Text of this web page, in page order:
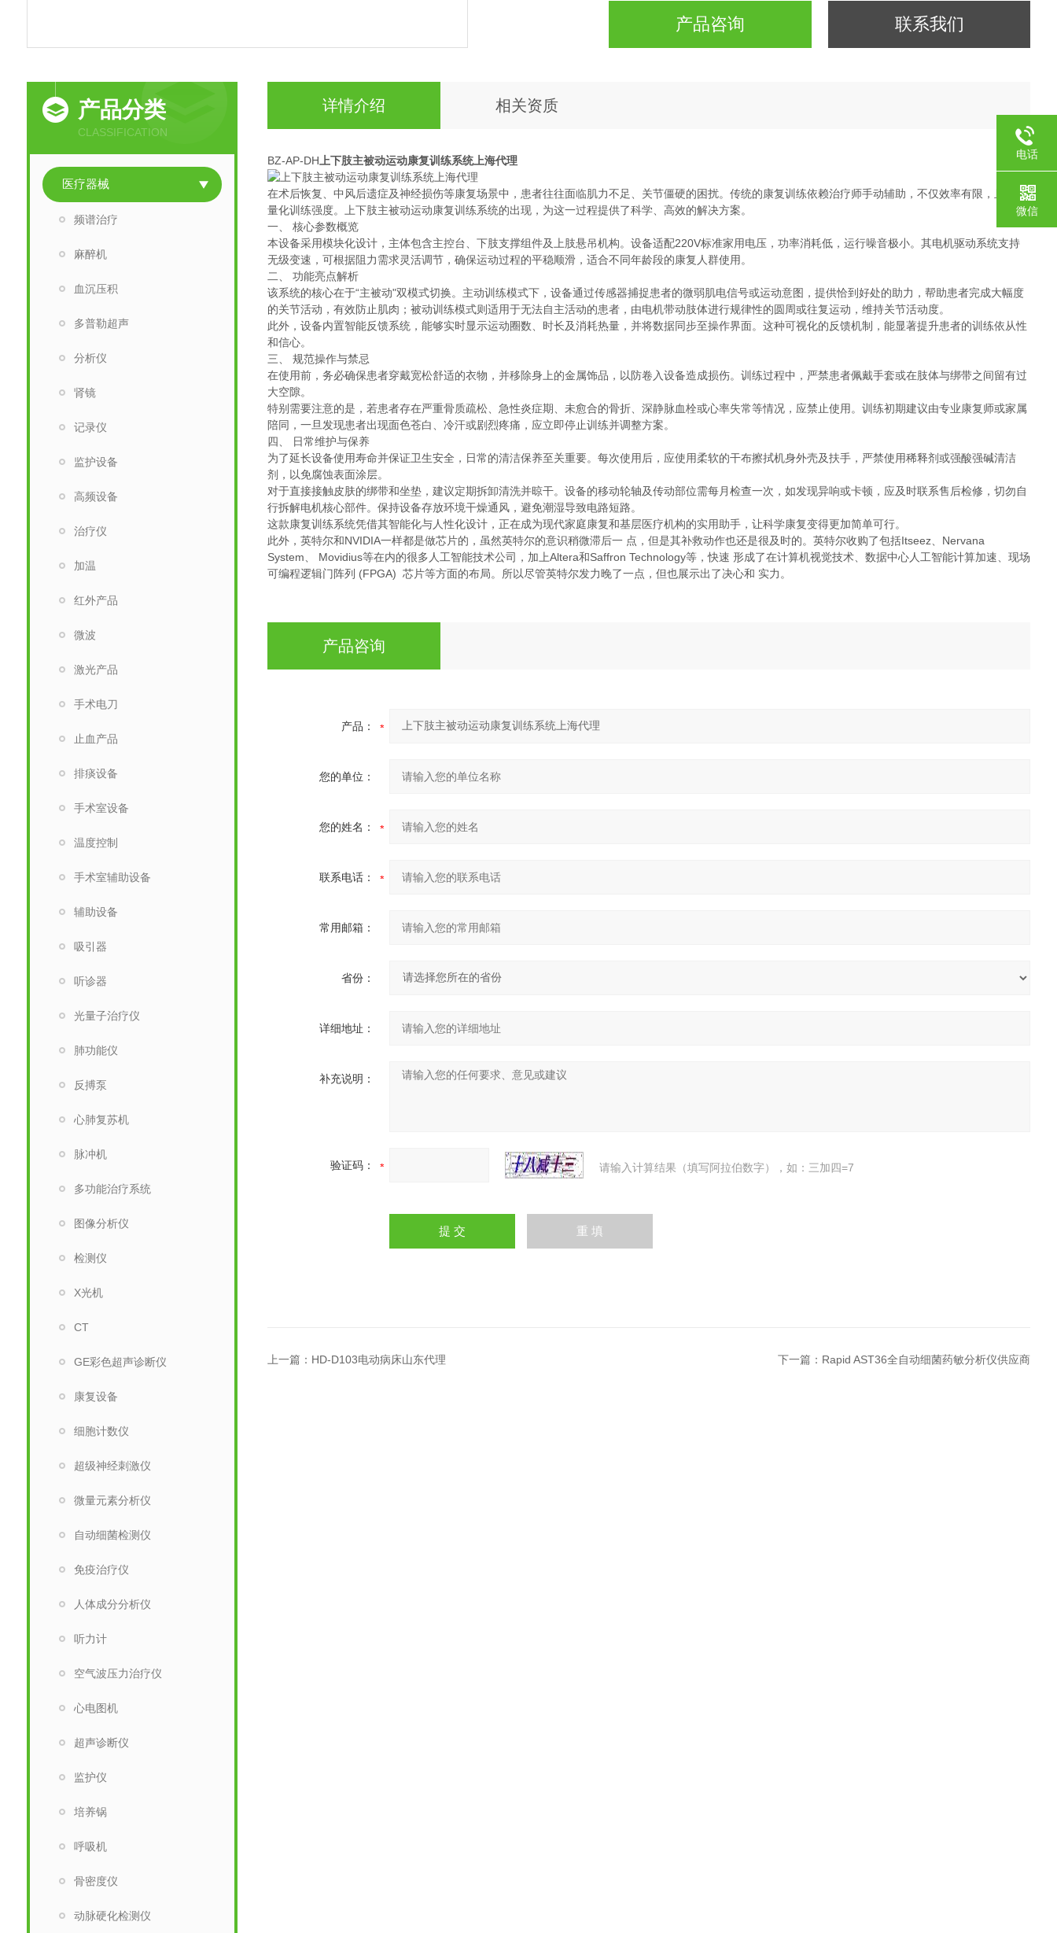
产品咨询 联系我们
产品分类
CLASSIFICATION
医疗器械
频谱治疗
麻醉机
血沉压积
多普勒超声
分析仪
肾镜
记录仪
监护设备
高频设备
治疗仪
加温
红外产品
微波
激光产品
手术电刀
止血产品
排痰设备
手术室设备
温度控制
手术室辅助设备
辅助设备
吸引器
听诊器
光量子治疗仪
肺功能仪
反搏泵
心肺复苏机
脉冲机
多功能治疗系统
图像分析仪
检测仪
X光机
CT
GE彩色超声诊断仪
康复设备
细胞计数仪
超级神经刺激仪
微量元素分析仪
自动细菌检测仪
免疫治疗仪
人体成分分析仪
听力计
空气波压力治疗仪
心电图机
超声诊断仪
监护仪
培养锅
呼吸机
骨密度仪
动脉硬化检测仪
详情介绍 相关资质
BZ-AP-DH 上下肢主被动运动康复训练系统上海代理
在术后恢复、中风后遗症及神经损伤等康复场景中，患者往往面临肌力不足、关节僵硬的困扰。传统的康复训练依赖治疗师手动辅助，不仅效率有限，且难以
量化训练强度。上下肢主被动运动康复训练系统的出现，为这一过程提供了科学、高效的解决方案。
一、 核心参数概览
本设备采用模块化设计，主体包含主控台、下肢支撑组件及上肢悬吊机构。设备适配220V标准家用电压，功率消耗低，运行噪音极小。其电机驱动系统支持
无级变速，可根据阻力需求灵活调节，确保运动过程的平稳顺滑，适合不同年龄段的康复人群使用。
二、 功能亮点解析
该系统的核心在于“主被动"双模式切换。主动训练模式下，设备通过传感器捕捉患者的微弱肌电信号或运动意图，提供恰到好处的助力，帮助患者完成大幅度
的关节活动，有效防止肌肉；被动训练模式则适用于无法自主活动的患者，由电机带动肢体进行规律性的圆周或往复运动，维持关节活动度。
此外，设备内置智能反馈系统，能够实时显示运动圈数、时长及消耗热量，并将数据同步至操作界面。这种可视化的反馈机制，能显著提升患者的训练依从性
和信心。
三、 规范操作与禁忌
在使用前，务必确保患者穿戴宽松舒适的衣物，并移除身上的金属饰品，以防卷入设备造成损伤。训练过程中，严禁患者佩戴手套或在肢体与绑带之间留有过
大空隙。
特别需要注意的是，若患者存在严重骨质疏松、急性炎症期、未愈合的骨折、深静脉血栓或心率失常等情况，应禁止使用。训练初期建议由专业康复师或家属
陪同，一旦发现患者出现面色苍白、冷汗或剧烈疼痛，应立即停止训练并调整方案。
四、 日常维护与保养
为了延长设备使用寿命并保证卫生安全，日常的清洁保养至关重要。每次使用后，应使用柔软的干布擦拭机身外壳及扶手，严禁使用稀释剂或强酸强碱清洁
剂，以免腐蚀表面涂层。
对于直接接触皮肤的绑带和坐垫，建议定期拆卸清洗并晾干。设备的移动轮轴及传动部位需每月检查一次，如发现异响或卡顿，应及时联系售后检修，切勿自
行拆解电机核心部件。保持设备存放环境干燥通风，避免潮湿导致电路短路。
这款康复训练系统凭借其智能化与人性化设计，正在成为现代家庭康复和基层医疗机构的实用助手，让科学康复变得更加简单可行。
此外，英特尔和NVIDIA一样都是做芯片的，虽然英特尔的意识稍微滞后一 点，但是其补救动作也还是很及时的。英特尔收购了包括Itseez、Nervana
System、 Movidius等在内的很多人工智能技术公司，加上Altera和Saffron Technology等，快速 形成了在计算机视觉技术、数据中心人工智能计算加速、现场
可编程逻辑门阵列 (FPGA) 芯片等方面的布局。所以尽管英特尔发力晚了一点，但也展示出了决心和 实力。
产品咨询
产品：
您的单位：
您的姓名：
联系电话：
常用邮箱：
省份：
详细地址：
补充说明：
验证码： 请输入计算结果（填写阿拉伯数字），如：三加四=7
上一篇： HD-D103电动病床山东代理 下一篇： Rapid AST36全自动细菌药敏分析仪供应商
电话
微信